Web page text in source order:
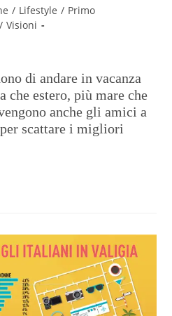
/ Lifestyle / Primo
/ Visioni
di andare in vacanza
che estero, più mare che
anche gli amici a
scattare i migliori